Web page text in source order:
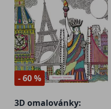
- 60 %
3D omalovánky: